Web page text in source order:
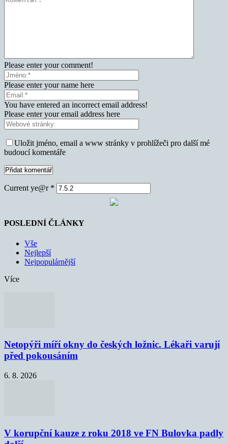
Please enter your comment!
Please enter your name here
You have entered an incorrect email address!
Please enter your email address here
Uložit jméno, email a www stránky v prohlížeči pro další mé
budoucí komentáře
Current ye@r *
POSLEDNÍ ČLÁNKY
Vše
Nejlepší
Nejpopulárnější
Více
Netopýři míří okny do českých ložnic. Lékaři varují
před pokousáním
6. 8. 2026
V korupční kauze z roku 2018 ve FN Bulovka padly